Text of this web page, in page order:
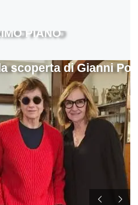
scoperta di Gianni
PIANO